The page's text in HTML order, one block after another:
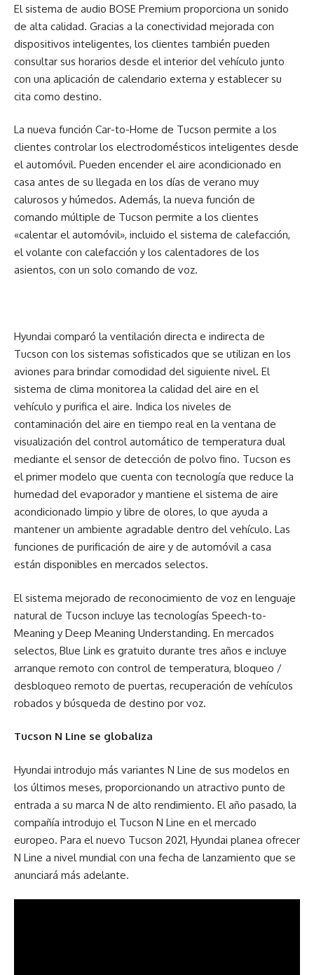
El sistema de audio BOSE Premium proporciona un sonido
de alta calidad. Gracias a la conectividad mejorada con
dispositivos inteligentes, los clientes también pueden
consultar sus horarios desde el interior del vehículo junto
con una aplicación de calendario externa y establecer su
cita como destino.
La nueva función Car-to-Home de Tucson permite a los
clientes controlar los electrodomésticos inteligentes desde
el automóvil. Pueden encender el aire acondicionado en
casa antes de su llegada en los días de verano muy
calurosos y húmedos. Además, la nueva función de
comando múltiple de Tucson permite a los clientes
«calentar el automóvil», incluido el sistema de calefacción,
el volante con calefacción y los calentadores de los
asientos, con un solo comando de voz.
Hyundai comparó la ventilación directa e indirecta de
Tucson con los sistemas sofisticados que se utilizan en los
aviones para brindar comodidad del siguiente nivel. El
sistema de clima monitorea la calidad del aire en el
vehículo y purifica el aire. Indica los niveles de
contaminación del aire en tiempo real en la ventana de
visualización del control automático de temperatura dual
mediante el sensor de detección de polvo fino. Tucson es
el primer modelo que cuenta con tecnología que reduce la
humedad del evaporador y mantiene el sistema de aire
acondicionado limpio y libre de olores, lo que ayuda a
mantener un ambiente agradable dentro del vehículo. Las
funciones de purificación de aire y de automóvil a casa
están disponibles en mercados selectos.
El sistema mejorado de reconocimiento de voz en lenguaje
natural de Tucson incluye las tecnologías Speech-to-
Meaning y Deep Meaning Understanding. En mercados
selectos, Blue Link es gratuito durante tres años e incluye
arranque remoto con control de temperatura, bloqueo /
desbloqueo remoto de puertas, recuperación de vehículos
robados y búsqueda de destino por voz.
Tucson N Line se globaliza
Hyundai introdujo más variantes N Line de sus modelos en
los últimos meses, proporcionando un atractivo punto de
entrada a su marca N de alto rendimiento. El año pasado, la
compañía introdujo el Tucson N Line en el mercado
europeo. Para el nuevo Tucson 2021, Hyundai planea ofrecer
N Line a nivel mundial con una fecha de lanzamiento que se
anunciará más adelante.